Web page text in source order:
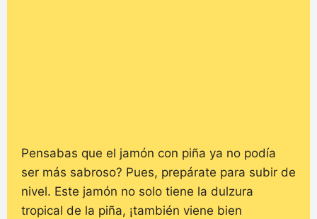
Pensabas que el jamón con piña ya no podía
ser más sabroso? Pues, prepárate para subir de
nivel. Este jamón no solo tiene la dulzura
tropical de la piña, ¡también viene bien